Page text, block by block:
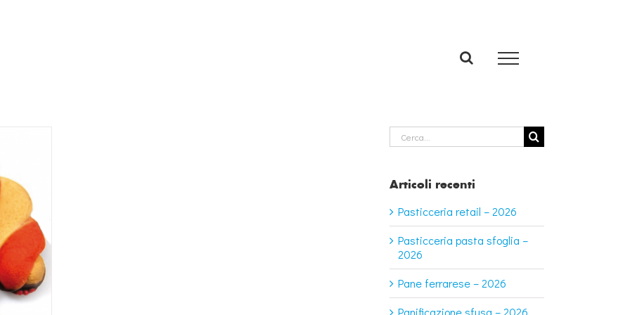
Cerca
per:
Articoli recenti
Pasticceria retail – 2026
Pasticceria pasta sfoglia –
2026
Pane ferrarese – 2026
Panificazione sfusa – 2026